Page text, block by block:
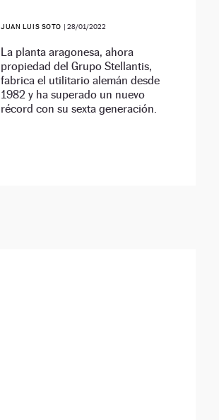
JUAN LUIS SOTO | 28/01/2022
La planta aragonesa, ahora
propiedad del Grupo Stellantis,
fabrica el utilitario alemán desde
1982 y ha superado un nuevo
récord con su sexta generación.